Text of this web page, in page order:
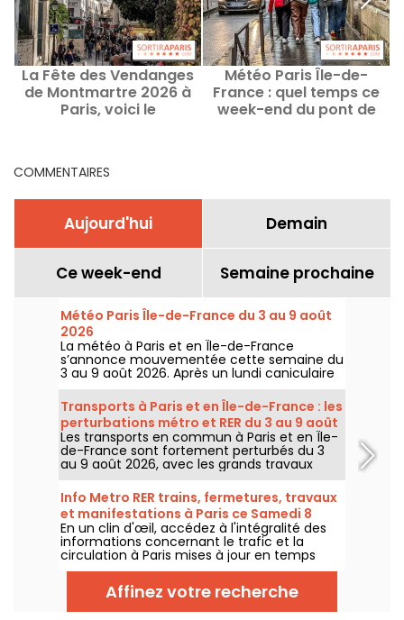
La Fête des Vendanges
de Montmartre 2026 à
Paris, voici le
Météo Paris Île-de-
France : quel temps ce
week-end du pont de
COMMENTAIRES
Aujourd'hui Demain
Ce week-end Semaine prochaine
Météo Paris Île-de-France du 3 au 9 août
2026
La météo à Paris et en Île-de-France
s’annonce mouvementée cette semaine du
3 au 9 août 2026. Après un lundi caniculaire
marqué par un risque d’orages, les
températures vont progressivement baisser
avant le retour d’un temps plus chaud et
ensoleillé pour le week-end.
Transports à Paris et en Île-de-France : les
perturbations métro et RER du 3 au 9 août
2026
Les transports en commun à Paris et en Île-
de-France sont fortement perturbés du 3
au 9 août 2026, avec les grands travaux
d'été qui impactent très durement
certaines lignes, selon la RATP et SNCF.
Info Metro RER trains, fermetures, travaux
et manifestations à Paris ce Samedi 8
août 2026
En un clin d'œil, accédez à l'intégralité des
informations concernant le trafic et la
circulation à Paris mises à jour en temps
réel. Metro RER et Transilien de la RATP,
travaux, circulation, grands évènements et
manifestations, on vous donne toutes les
informations pratiques à connaître avant de
Affinez votre recherche